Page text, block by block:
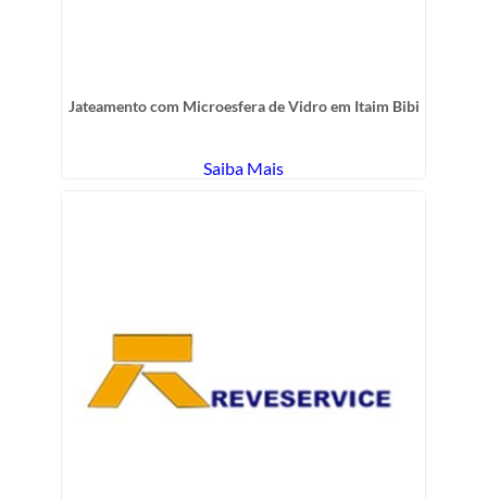
Jateamento com Microesfera de Vidro em Itaim Bibi
Saiba Mais